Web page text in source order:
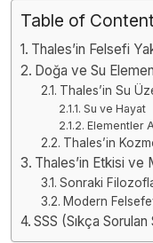
Table of
Thales’in Felsefi
Doğa ve Su
Thales’in Su
Su ve Hayat
Elementler
Thales’in
Thales’in Etkisi ve
Sonraki
Modern
SSS (Sıkça Sorulan